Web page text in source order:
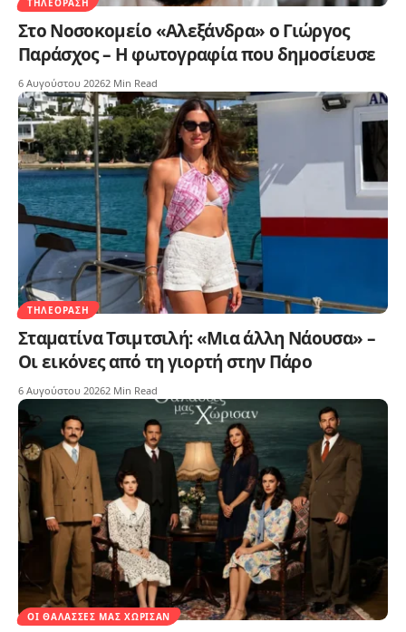
ΤΗΛΕΌΡΑΣΗ
Στο Νοσοκομείο «Αλεξάνδρα» ο Γιώργος
Παράσχος – Η φωτογραφία που δημοσίευσε
6 Αυγούστου 20262 Min Read
ΤΗΛΕΌΡΑΣΗ
Σταματίνα Τσιμτσιλή: «Μια άλλη Νάουσα» –
Οι εικόνες από τη γιορτή στην Πάρο
6 Αυγούστου 20262 Min Read
ΟΙ ΘΆΛΑΣΣΕΣ ΜΑΣ ΧΏΡΙΣΑΝ